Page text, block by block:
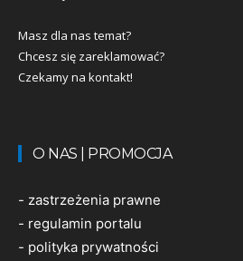
Masz dla nas temat?
Chcesz się zareklamować?
Czekamy na kontakt!
O NAS | PROMOCJA
- zastrzeżenia prawne
- regulamin portalu
- polityka prywatności